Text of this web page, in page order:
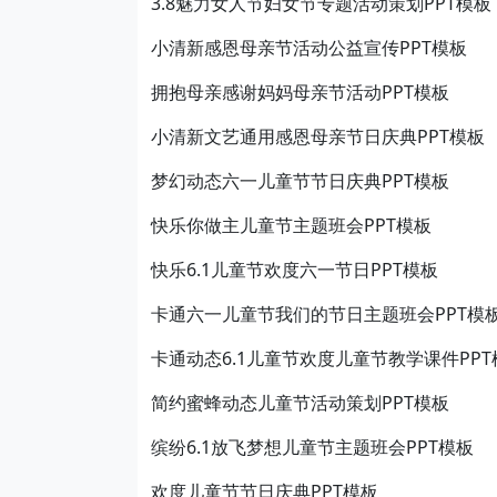
小清新感恩母亲节活动公益宣传PPT模板
拥抱母亲感谢妈妈母亲节活动PPT模板
小清新文艺通用感恩母亲节日庆典PPT模板
梦幻动态六一儿童节节日庆典PPT模板
快乐你做主儿童节主题班会PPT模板
快乐6.1儿童节欢度六一节日PPT模板
卡通六一儿童节我们的节日主题班会PPT模
卡通动态6.1儿童节欢度儿童节教学课件PPT
简约蜜蜂动态儿童节活动策划PPT模板
缤纷6.1放飞梦想儿童节主题班会PPT模板
欢度儿童节节日庆典PPT模板